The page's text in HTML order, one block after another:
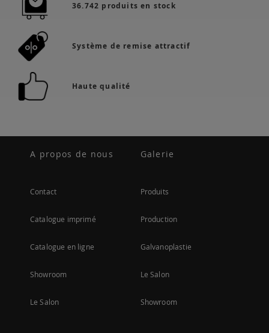
36.742 produits en stock
Système de remise attractif
Haute qualité
A propos de nous
Contact
Catalogue imprimé
Catalogue en ligne
Showroom
Le Salon
Galerie
Produits
Production
Galvanoplastie
Le Salon
Showroom